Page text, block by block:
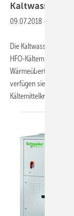
09.07.2018 -
Die Kaltwassersätze
HFO-Kältemittel
Wärmeübertragern
verfügen sie in allen
Kältemittelkreisläufe.